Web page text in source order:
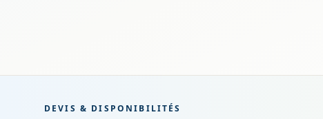
DEVIS & DISPONIBILITÉS